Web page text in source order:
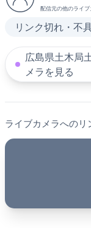
配信元の他のライ
リンク切れ・不
広島県土木局
メラを見る
ライブカメラへのリ